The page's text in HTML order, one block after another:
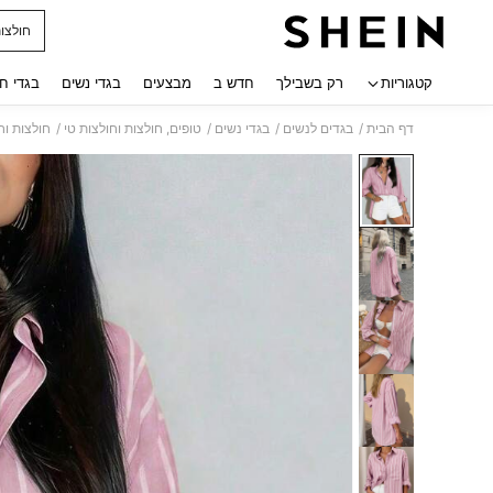
קטגוריות רק בשבילך חדש ב מבצעים בגדי נשים בגדי
דף הבית / בגדים לנשים / בגדי נשים / טופים, חולצות וחולצות טי / חולצות